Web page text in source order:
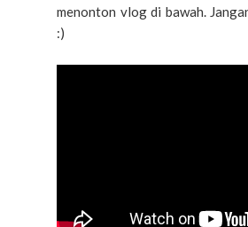
menonton vlog di bawah.
:)